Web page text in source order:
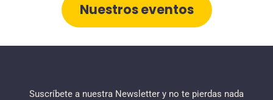
Nuestros eventos
Suscríbete a nuestra Newsletter y no te pierdas nada